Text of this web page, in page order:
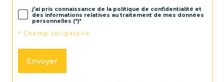
j'ai pris connaissance de la politique de confidentialité et
des informations relatives au traitement de mes données
personnelles (*)*
* Champ obligatoire
Envoyer